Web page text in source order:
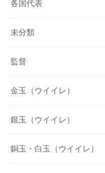
各国代表
未分類
監督
金玉（ウイイレ）
銀玉（ウイイレ）
銅玉・白玉（ウイイレ）